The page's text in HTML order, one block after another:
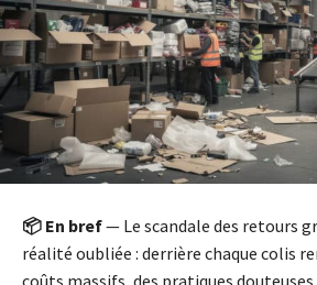
📦 En bref— Le scandale des retours
réalité oubliée : derrière chaque colis
coûts massifs, des pratiques